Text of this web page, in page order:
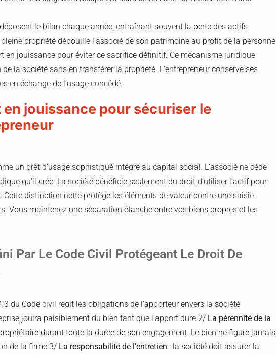
le bilan chaque année, entraînant souvent la perte des actifs
propriété dépouille l’associé de son patrimoine au profit de la personne
en jouissance pour éviter ce sacrifice définitif. Ce mécanisme juridique
la société sans en transférer la propriété. L’entrepreneur conserve ses
en échange de l’usage concédé.
jouissance pour sécuriser le
un prêt d’usage sophistiqué intégré au capital social. L’associé ne cède
qu’il crée. La société bénéficie seulement du droit d’utiliser l’actif pour
distinction nette protège les éléments de valeur contre une saisie
Vous maintenez une séparation étanche entre vos biens propres et les
Par Le Code Civil Protégeant Le Droit De
3 du Code civil régit les obligations de l’apporteur envers la société
jouira paisiblement du bien tant que l’apport dure.2/ La pérennité de la
durant toute la durée de son engagement. Le bien ne figure jamais
de la firme.3/ La responsabilité de l’entretien : la société doit assurer la